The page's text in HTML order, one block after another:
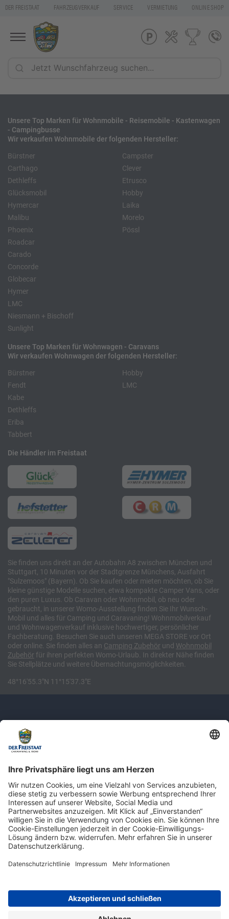
DER FREISTAAT FAHRZEUGVERKAUF SERVICE VERMIETUNG ONLINE SHOP
Unsere Top Marken für Wohnmobile - Reisemobile - Kastenwagen
- Campingbusse
Wir verkaufen Wohnmobile der folgenden Hersteller:
Bürstner
Carthago
Dethleffs
Glücksmobil
Hymercar
Malibu
Phoenix
Roadcar
Campster
Clever
Etrusco
Hobby
Laika
Morelo
Pössl
Carado
Concorde
Globecar
Hymer
LMC
Niesmann + Bischoff
Sunlight
Unsere Top Marken für Wohnwagen - Caravans
Wir verkaufen Wohnwagen der folgenden Hersteller:
Bürstner
Fendt
Kabe
Hobby
LMC
Dethleffs
Eriba
Tabbert
Die Händler im Freistaat
Sie finden uns direkt an der Autobahn A8 zwischen München und
Stuttgart, 10 Minuten vor der Stadtgrenze Münchens, Ausfahrt
"Sulzemoos" (Bayern). Ob Sie kaufen oder mieten möchten, ob Sie
kleine günstige Modelle suchen, etwa kompakte Camper Vans, oder
den puren Luxus. Ob Caravan oder Wohnmobil, ob neu oder
gebraucht, in unserer Womo-Ausstellung finden Sie Ihr Wunsch-
Mobil und alles für Camping und Caravaning! Wohnmobilverkauf
und Wohnwagenverkauf inklusive hochwertiger, persönlicher
Fachberatung. Besuchen Sie auch unseren MEGA STORE vor Ort
oder online. Sie finden alles an Camping Zubehör und Wohnmobil
Zubehör für ihren perfekten Womo-Urlaub. In direkter Nähe finden
Sie Stellplätze und weitere Übernachtungsmöglichkeiten.
48°16'55.3"N 11°15'37.3"E
Newsletter: Jetzt auf
shop.derfreistaat.de anmelden und
einen 5€ Gutschein für unseren Online-
Shop erhalten!*
Impressum Datenschutz Barrierefreiheit